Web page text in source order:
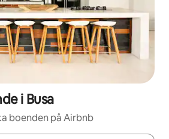
i Busa
boenden på Airbnb